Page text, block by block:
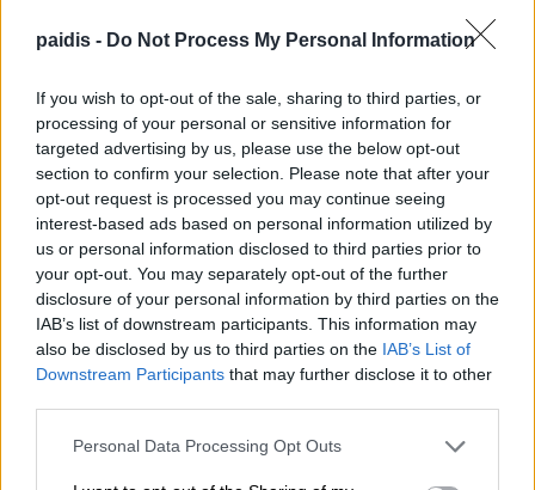
paidis - Do Not Process My Personal Information
If you wish to opt-out of the sale, sharing to third parties, or
processing of your personal or sensitive information for
targeted advertising by us, please use the below opt-out
section to confirm your selection. Please note that after your
opt-out request is processed you may continue seeing
interest-based ads based on personal information utilized by
us or personal information disclosed to third parties prior to
your opt-out. You may separately opt-out of the further
disclosure of your personal information by third parties on the
IAB’s list of downstream participants. This information may
also be disclosed by us to third parties on the IAB’s List of
Downstream Participants that may further disclose it to other
Personal Data Processing Opt Outs